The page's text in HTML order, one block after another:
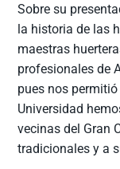
Sobre su
la historia de las
maestras
profesionales de
pues nos
Universidad
vecinas del Gran
tradicionales y a